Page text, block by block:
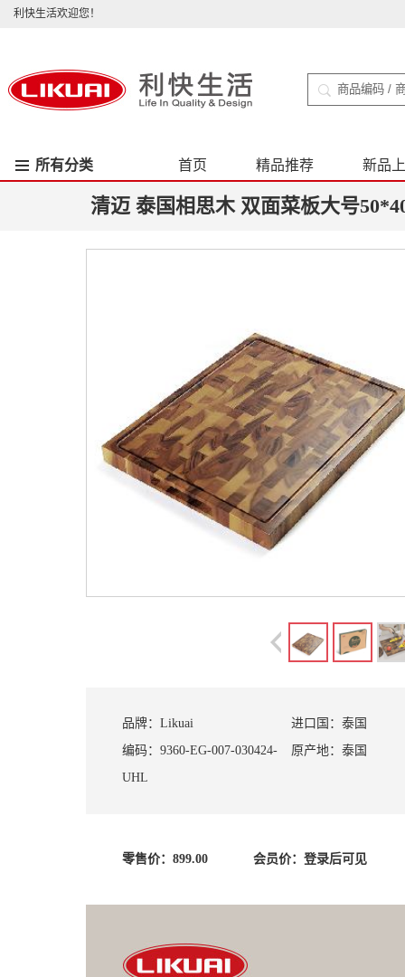
利快生活欢迎您！
所有分类 首页 精品推荐 新品
清迈 泰国相思木 双面菜板大号
品牌： Likuai
编码： 9360-EG-007-030424-
UHL
进口国： 泰国
原产地： 泰国
零售价： 899.00 会员价： 登录后可见